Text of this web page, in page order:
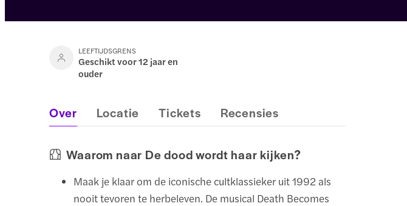
LEEFTIJDSGRENS
Geschikt voor 12 jaar en
ouder
Over Locatie Tickets Recensies
Waarom naar De dood wordt haar kijken?
Maak je klaar om de iconische cultklassieker uit 1992 als
nooit tevoren te herbeleven. De musical Death Becomes